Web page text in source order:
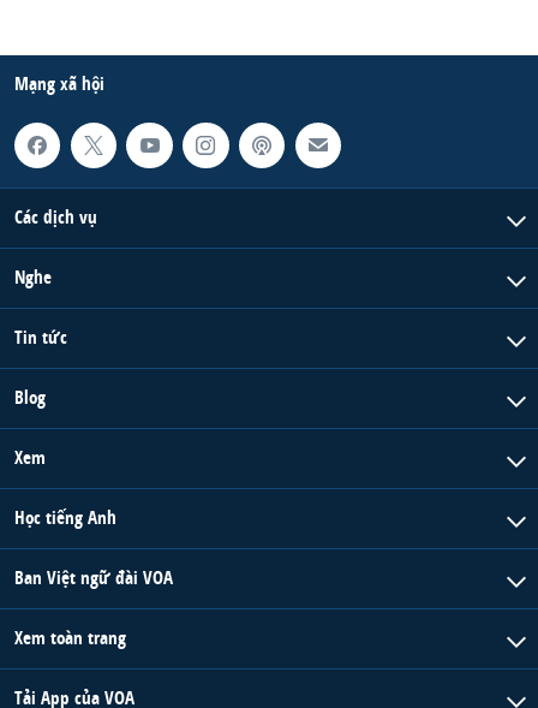
Mạng xã hội
Các dịch vụ
Nghe
Tin tức
Blog
Xem
Học tiếng Anh
Ban Việt ngữ đài VOA
Xem toàn trang
Tải App của VOA